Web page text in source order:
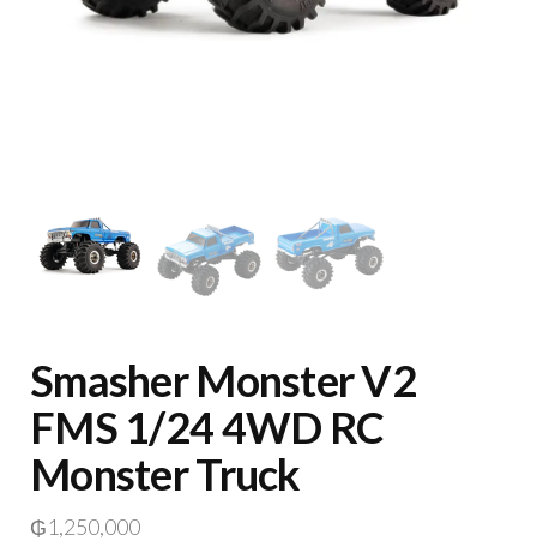
Smasher Monster V2
FMS 1/24 4WD RC
Monster Truck
₲1,250,000